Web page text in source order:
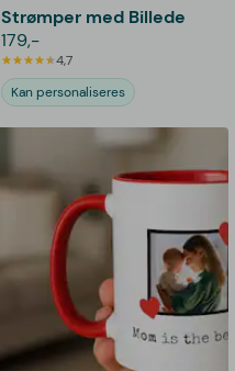
Strømper med Billede
179,-
4,7
Kan personaliseres